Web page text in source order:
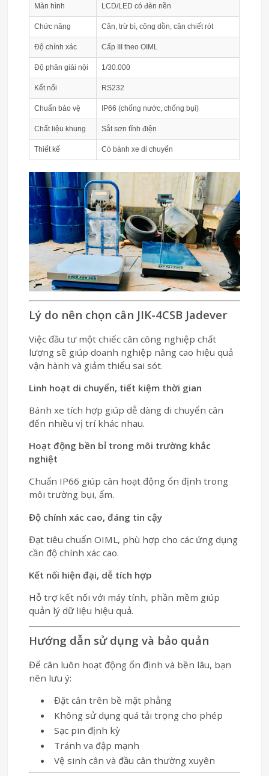
Màn hình LCD/LED có đèn nền
Chức năng Cân, trừ bì, cộng dồn, cân chiết rót
Độ chính xác Cấp III theo OIML
Độ phân giải nội 1/30.000
Kết nối RS232
Chuẩn bảo vệ IP66 (chống nước, chống bụi)
Chất liệu khung Sắt sơn tĩnh điện
Thiết kế Có bánh xe di chuyển
Lý do nên chọn cân JIK-4CSB Jadever
Việc đầu tư một chiếc cân công nghiệp chất
lượng sẽ giúp doanh nghiệp nâng cao hiệu quả
vận hành và giảm thiểu sai sót.
Linh hoạt di chuyển, tiết kiệm thời gian
Bánh xe tích hợp giúp dễ dàng di chuyển cân
đến nhiều vị trí khác nhau.
Hoạt động bền bỉ trong môi trường khắc
nghiệt
Chuẩn IP66 giúp cân hoạt động ổn định trong
môi trường bụi, ẩm.
Độ chính xác cao, đáng tin cậy
Đạt tiêu chuẩnOIML , phù hợp cho các ứng dụng
cần độ chính xác cao.
Kết nối hiện đại, dễ tích hợp
Hỗ trợ kết nối với máy tính, phần mềm giúp
quản lý dữ liệu hiệu quả.
Hướng dẫn sử dụng và bảo quản
Để cân luôn hoạt động ổn định và bền lâu, bạn
nên lưu ý:
Đặt cân trên bề mặt phẳng
Không sử dụng quá tải trọng cho phép
Sạc pin định kỳ
Tránh va đập mạnh
Vệ sinh cân và đầu cân thường xuyên